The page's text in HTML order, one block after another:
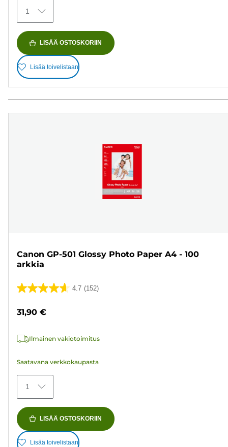
1
LISÄÄ OSTOSKORIIN
Lisää toivelistaan
Canon GP-501 Glossy Photo Paper A4 - 100
arkkia
4.7 (152)
4.7/5
152
31,90 €
Ilmainen vakiotoimitus
Saatavana verkkokaupasta
1
LISÄÄ OSTOSKORIIN
Lisää toivelistaan